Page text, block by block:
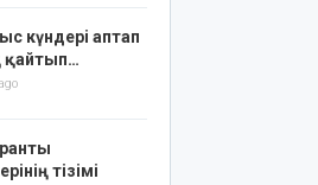
күндері аптап
тізімі